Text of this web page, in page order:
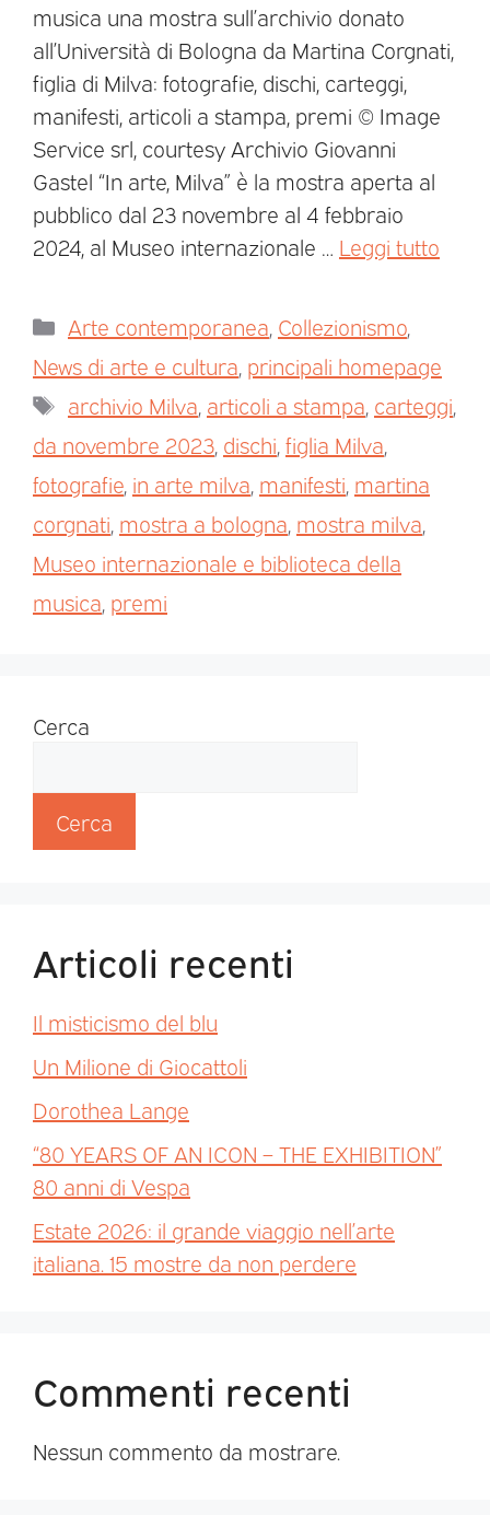
musica una mostra sull’archivio donato
all’Università di Bologna da Martina Corgnati,
figlia di Milva: fotografie, dischi, carteggi,
manifesti, articoli a stampa, premi © Image
Service srl, courtesy Archivio Giovanni
Gastel “In arte, Milva” è la mostra aperta al
pubblico dal 23 novembre al 4 febbraio
2024, al Museo internazionale … Leggi tutto
Arte contemporanea Collezionismo
News di arte e cultura principali homepage
archivio Milva articoli a stampa carteggi
da novembre 2023 dischi figlia Milva
fotografie in arte milva manifesti martina
corgnati mostra a bologna mostra milva
Museo internazionale e biblioteca della
musica premi
Cerca
Cerca
Articoli recenti
Il misticismo del blu
Un Milione di Giocattoli
Dorothea Lange
“80 YEARS OF AN ICON – THE EXHIBITION”
80 anni di Vespa
Estate 2026: il grande viaggio nell’arte
italiana. 15 mostre da non perdere
Commenti recenti
Nessun commento da mostrare.